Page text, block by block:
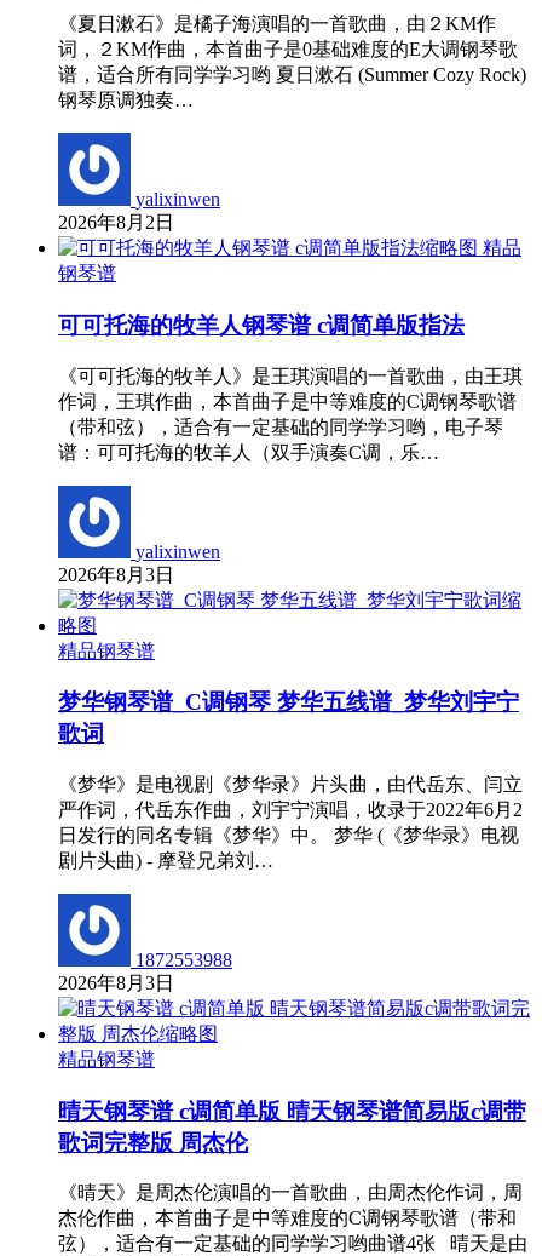
《夏日漱石》是橘子海演唱的一首歌曲，由２KM作
词，２KM作曲，本首曲子是0基础难度的E大调钢琴歌
谱，适合所有同学学习哟 夏日漱石 (Summer Cozy Rock)
钢琴原调独奏…
yalixinwen
2026年8月2日
精品
钢琴谱
可可托海的牧羊人钢琴谱 c调简单版指法
《可可托海的牧羊人》是王琪演唱的一首歌曲，由王琪
作词，王琪作曲，本首曲子是中等难度的C调钢琴歌谱
（带和弦），适合有一定基础的同学学习哟，电子琴
谱：可可托海的牧羊人（双手演奏C调，乐…
yalixinwen
2026年8月3日
精品钢琴谱
梦华钢琴谱_C调钢琴 梦华五线谱_梦华刘宇宁
歌词
《梦华》是电视剧《梦华录》片头曲，由代岳东、闫立
严作词，代岳东作曲，刘宇宁演唱，收录于2022年6月2
日发行的同名专辑《梦华》中。 梦华 (《梦华录》电视
剧片头曲) - 摩登兄弟刘…
1872553988
2026年8月3日
精品钢琴谱
晴天钢琴谱 c调简单版 晴天钢琴谱简易版c调带
歌词完整版 周杰伦
《晴天》是周杰伦演唱的一首歌曲，由周杰伦作词，周
杰伦作曲，本首曲子是中等难度的C调钢琴歌谱（带和
弦），适合有一定基础的同学学习哟曲谱4张 晴天是由